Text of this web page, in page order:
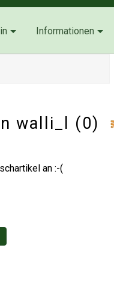
Informationen
walli_l (0)
an :-(